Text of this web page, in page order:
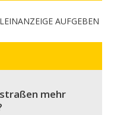
AUFGEBEN
mehr